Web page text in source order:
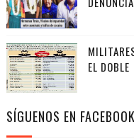
EL DOBLE
SÍGUENOS EN FACEBOOK